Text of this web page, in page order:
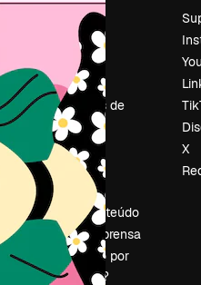
Sobre nós
Reviews
Emprego
Tendências de
pesquisa
Blog
Eventos
Slidesgo
Vender conteúdo
Sala de imprensa
Procurando por
magnific.ai?
X